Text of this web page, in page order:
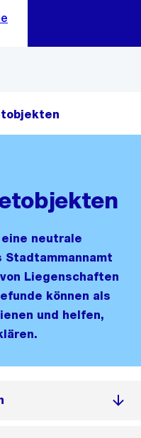
neutrale
Stadtammannamt
Liegenschaften
können als
und helfen,